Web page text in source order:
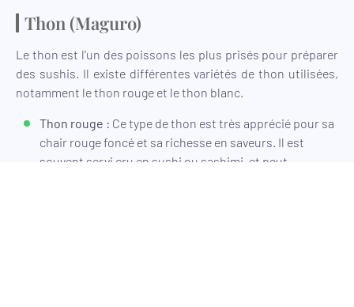
Thon (Maguro)
Le thon est l’un des poissons les plus prisés pour préparer
des sushis. Il existe différentes variétés de thon utilisées,
notamment le thon rouge et le thon blanc.
Thon rouge : Ce type de thon est très apprécié pour sa
chair rouge foncé et sa richesse en saveurs. Il est
souvent servi cru en sushi ou sashimi, et peut